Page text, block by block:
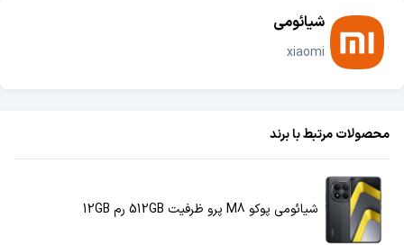
شیائومی
xiaomi
محصولات مرتبط با برند
شیائومی پوکو M8 پرو ظرفیت 512GB رم 12GB